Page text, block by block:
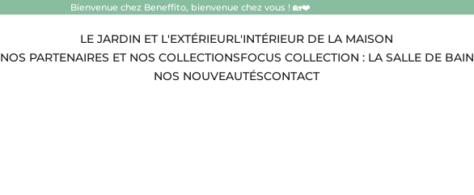
Bienvenue chez Beneffito, bienvenue chez vous ! 🏡❤️
LE JARDIN ET L'EXTÉRIEURL'INTÉRIEUR DE LA MAISON
NOS PARTENAIRES ET NOS COLLECTIONSFOCUS COLLECTION : LA SALLE DE BAIN
NOS NOUVEAUTÉSCONTACT